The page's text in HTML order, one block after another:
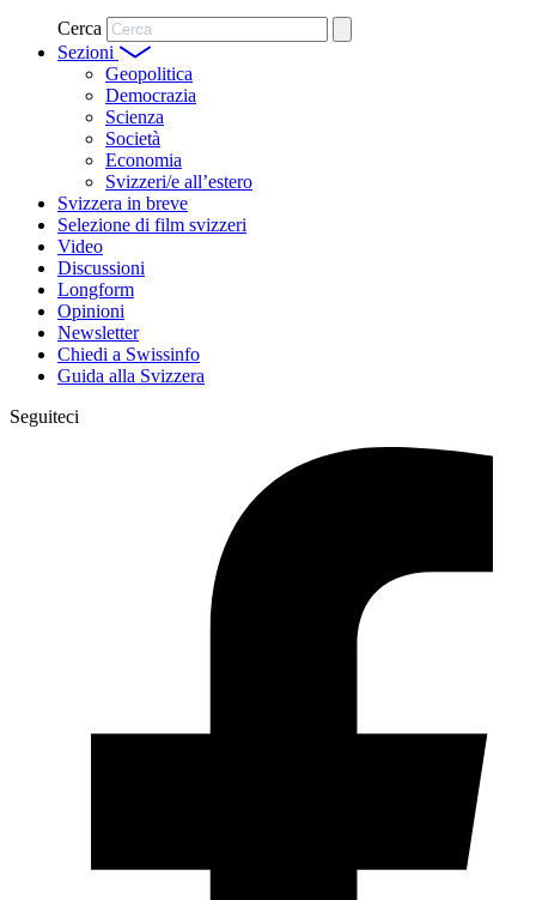
Cerca
Sezioni
Geopolitica
Democrazia
Scienza
Società
Economia
Svizzeri/e all’estero
Svizzera in breve
Selezione di film svizzeri
Video
Discussioni
Longform
Opinioni
Newsletter
Chiedi a Swissinfo
Guida alla Svizzera
Seguiteci